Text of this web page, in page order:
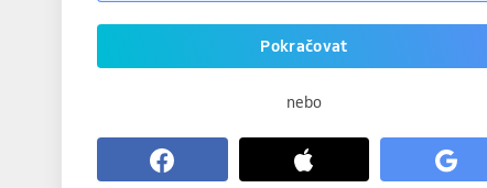
Pokračovat
nebo